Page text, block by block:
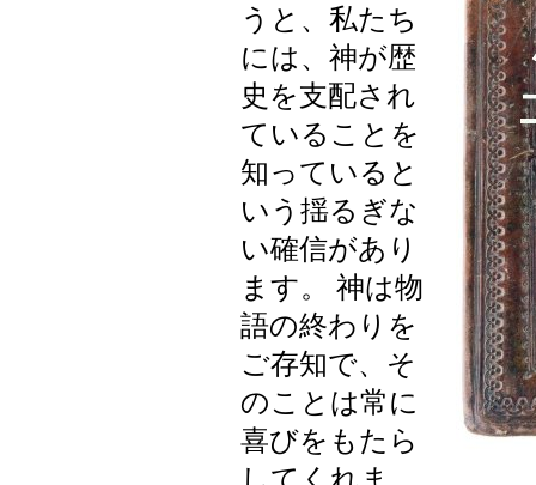
うと、私たち
には、神が歴
史を支配され
ていることを
知っていると
いう揺るぎな
い確信があり
ます。 神は物
語の終わりを
ご存知で、そ
のことは常に
喜びをもたら
してくれま